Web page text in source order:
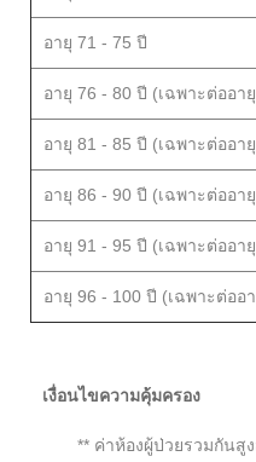
อายุ 71 - 75 ปี
อายุ 76 - 80 ปี (เฉพาะต่ออา
อายุ 81 - 85 ปี (เฉพาะต่ออา
อายุ 86 - 90 ปี (เฉพาะต่ออา
อายุ 91 - 95 ปี (เฉพาะต่ออา
อายุ 96 - 100 ปี (เฉพาะต่ออ
เงื่อนไขความคุ้มครอง
** ค่าห้องผู้ป่วยรวมกันสู